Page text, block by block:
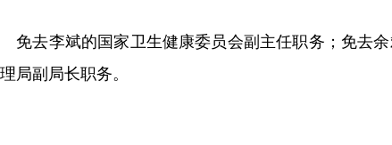
去李斌的国家卫生健康委员会副主任职务；免去余
局副局长职务。